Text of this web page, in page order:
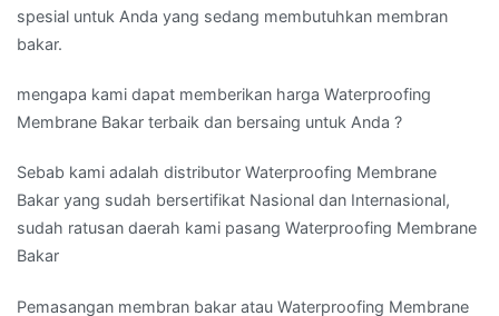
spesial untuk Anda yang sedang membutuhkan membran
bakar.
mengapa kami dapat memberikan harga Waterproofing
Membrane Bakar terbaik dan bersaing untuk Anda ?
Sebab kami adalah distributor Waterproofing Membrane
Bakar yang sudah bersertifikat Nasional dan Internasional,
sudah ratusan daerah kami pasang Waterproofing Membrane
Bakar
Pemasangan membran bakar atau Waterproofing Membrane